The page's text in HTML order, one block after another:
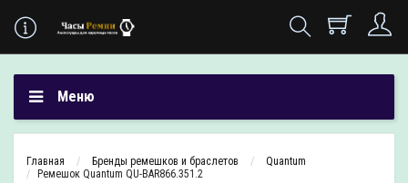
Меню
Главная Бренды ремешков и браслетов
Quantum
Ремешок Quantum QU-BAR866.351.2